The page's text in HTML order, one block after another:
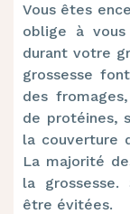
Vous êtes
oblige à
durant votre
grossesse
des fromages,
de protéines,
la couverture
La majorité
la grossesse.
être évitées.